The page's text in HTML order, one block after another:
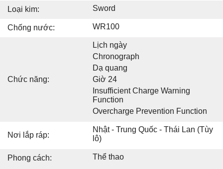
Loại kim: Sword
Chống nước: WR100
Chức năng:
Lịch ngày
Chronograph
Dạ quang
Giờ 24
Insufficient Charge Warning
Function
Overcharge Prevention Function
Nơi lắp ráp:
Nhật - Trung Quốc - Thái Lan (Tùy
lô)
Phong cách: Thể thao